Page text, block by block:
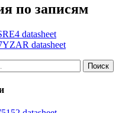
по записям
datasheet
datasheet